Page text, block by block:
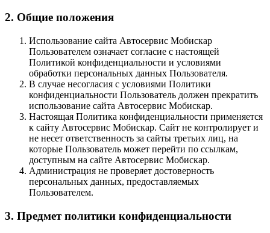
2. Общие положения
Использование сайта Автосервис Мобискар
Пользователем означает согласие с настоящей
Политикой конфиденциальности и условиями
обработки персональных данных Пользователя.
В случае несогласия с условиями Политики
конфиденциальности Пользователь должен прекратить
использование сайта Автосервис Мобискар.
Настоящая Политика конфиденциальности применяется
к сайту Автосервис Мобискар. Сайт не контролирует и
не несет ответственность за сайты третьих лиц, на
которые Пользователь может перейти по ссылкам,
доступным на сайте Автосервис Мобискар.
Администрация не проверяет достоверность
персональных данных, предоставляемых
Пользователем.
3. Предмет политики конфиденциальности